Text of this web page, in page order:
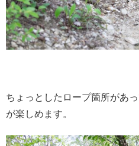
ちょっとしたロープ箇所があ
が楽しめます。